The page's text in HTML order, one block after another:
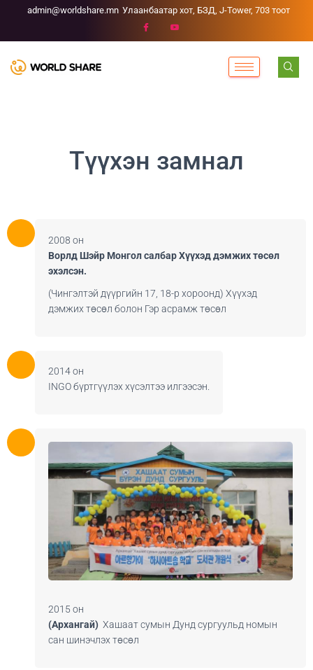
admin@worldshare.mn Улаанбаатар хот, БЗД, J-Tower, 703 тоот
Түүхэн замнал
2008 он
Ворлд Шэйр Монгол салбар Хүүхэд дэмжих төсөл
эхэлсэн.
(Чингэлтэй дүүргийн 17, 18-р хороонд) Хүүхэд
дэмжих төсөл болон Гэр асрамж төсөл
2014 он
INGO бүртгүүлэх хүсэлтээ илгээсэн.
2015 он
(Архангай)Хашаат сумын Дунд сургуульд номын
сан шинэчлэх төсөл